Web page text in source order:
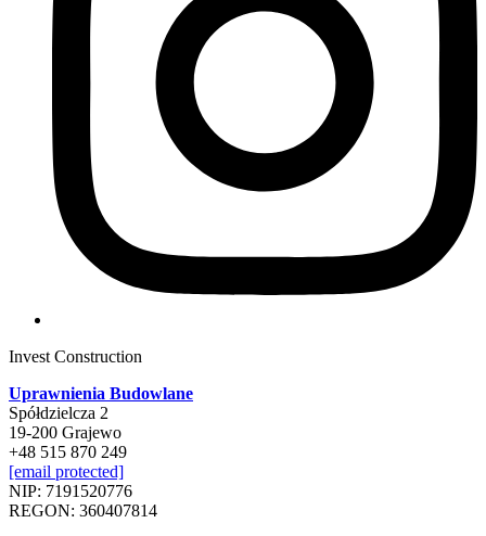
Invest Construction
Uprawnienia Budowlane
Spółdzielcza 2
19-200 Grajewo
+48 515 870 249
[email protected]
NIP: 7191520776
REGON: 360407814